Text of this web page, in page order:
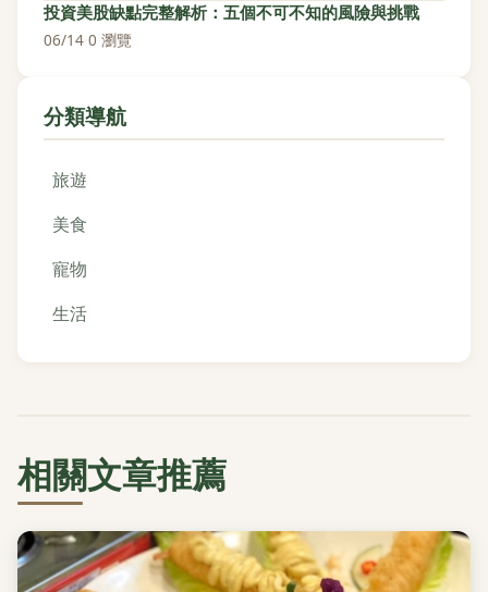
投資美股缺點完整解析：五個不可不知的風險與挑戰
06/14·0 瀏覽
分類導航
旅遊
美食
寵物
生活
相關文章推薦